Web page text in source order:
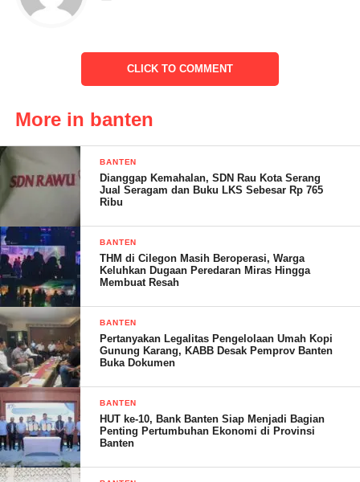
Kemenag, Akhmad Lutfi yang mewakili Menag Yaqut Cholil
Qoumas. Apresiasi diberikan bersamaan gala “Penganugerahan
sesuai dengan terjadi di lapangan.
Ketika para jurnalis akan meliput kegiatan Depag provinsi
Banten di hotel Puri Kayana Kota Serang tidak diperbolehkan
untuk meliput malah terkesan sebagai teroris.
CLICK TO COMMENT
More in banten
BANTEN
Dianggap Kemahalan, SDN Rau Kota Serang
Jual Seragam dan Buku LKS Sebesar Rp 765
Ribu
BANTEN
THM di Cilegon Masih Beroperasi, Warga
Keluhkan Dugaan Peredaran Miras Hingga
Membuat Resah
BANTEN
Pertanyakan Legalitas Pengelolaan Umah Kopi
Gunung Karang, KABB Desak Pemprov Banten
Buka Dokumen
BANTEN
HUT ke-10, Bank Banten Siap Menjadi Bagian
Penting Pertumbuhan Ekonomi di Provinsi
Banten